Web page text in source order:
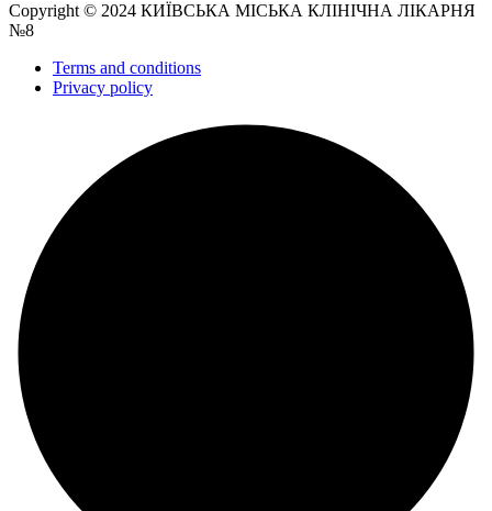
Copyright © 2024 КИЇВСЬКА МІСЬКА КЛІНІЧНА ЛІКАРНЯ
№8
Terms and conditions
Privacy policy